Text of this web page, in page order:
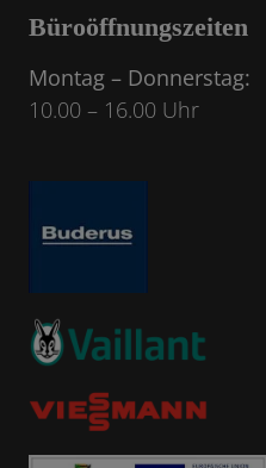
Büroöffnungszeiten
Montag – Donnerstag:
10.00 – 16.00 Uhr